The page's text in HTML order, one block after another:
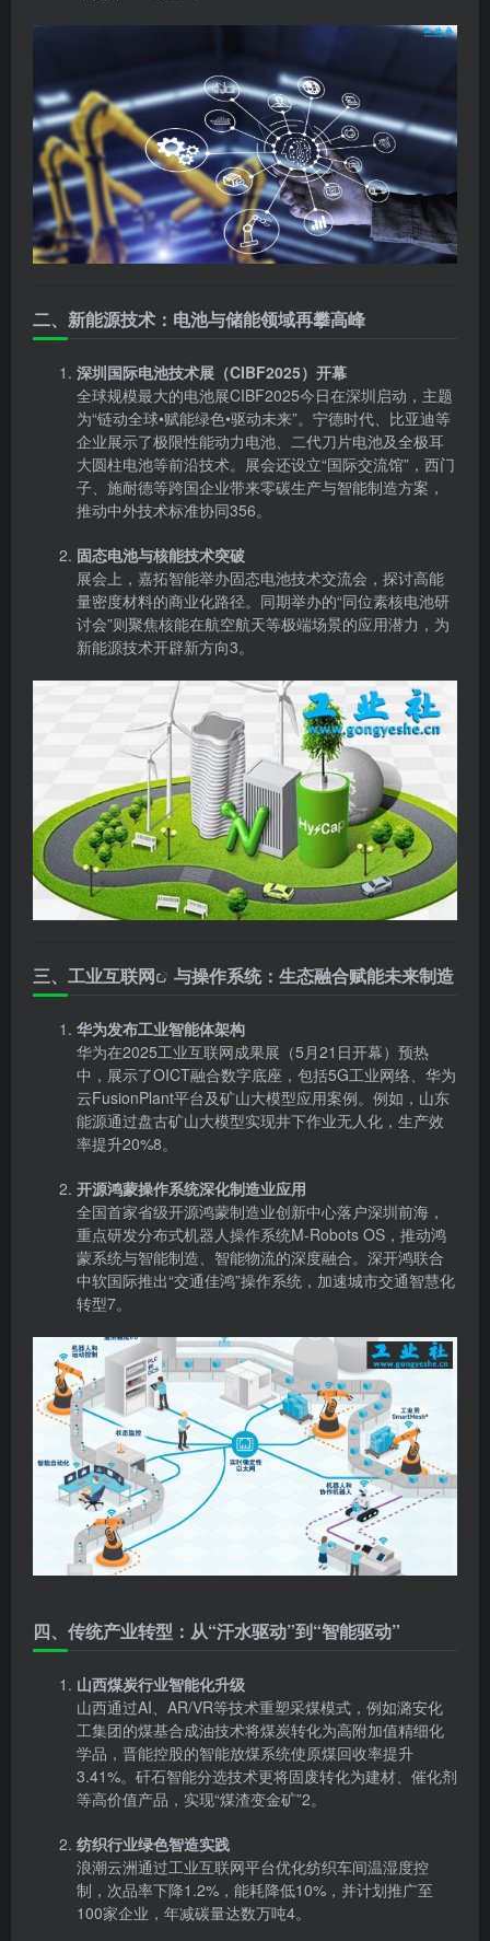
二、新能源技术：电池与储能领域再攀高峰
深圳国际电池技术展（CIBF2025）开幕
全球规模最大的电池展CIBF2025今日在深圳启动，主题
为“链动全球•赋能绿色•驱动未来”。宁德时代、比亚迪等
企业展示了极限性能动力电池、二代刀片电池及全极耳
大圆柱电池等前沿技术。展会还设立“国际交流馆”，西门
子、施耐德等跨国企业带来零碳生产与智能制造方案，
推动中外技术标准协同356。
固态电池与核能技术突破
展会上，嘉拓智能举办固态电池技术交流会，探讨高能
量密度材料的商业化路径。同期举办的“同位素核电池研
讨会”则聚焦核能在航空航天等极端场景的应用潜力，为
新能源技术开辟新方向3。
三、工业互联网 与操作系统：生态融合赋能未来制造
华为发布工业智能体架构
华为在2025工业互联网成果展（5月21日开幕）预热
中，展示了OICT融合数字底座，包括5G工业网络、华为
云FusionPlant平台及矿山大模型应用案例。例如，山东
能源通过盘古矿山大模型实现井下作业无人化，生产效
率提升20%8。
开源鸿蒙操作系统深化制造业应用
全国首家省级开源鸿蒙制造业创新中心落户深圳前海，
重点研发分布式机器人操作系统M-Robots OS，推动鸿
蒙系统与智能制造、智能物流的深度融合。深开鸿联合
中软国际推出“交通佳鸿”操作系统，加速城市交通智慧化
转型7。
四、传统产业转型：从“汗水驱动”到“智能驱动”
山西煤炭行业智能化升级
山西通过AI、AR/VR等技术重塑采煤模式，例如潞安化
工集团的煤基合成油技术将煤炭转化为高附加值精细化
学品，晋能控股的智能放煤系统使原煤回收率提升
3.41%。矸石智能分选技术更将固废转化为建材、催化剂
等高价值产品，实现“煤渣变金矿”2。
纺织行业绿色智造实践
浪潮云洲通过工业互联网平台优化纺织车间温湿度控
制，次品率下降1.2%，能耗降低10%，并计划推广至
100家企业，年减碳量达数万吨4。